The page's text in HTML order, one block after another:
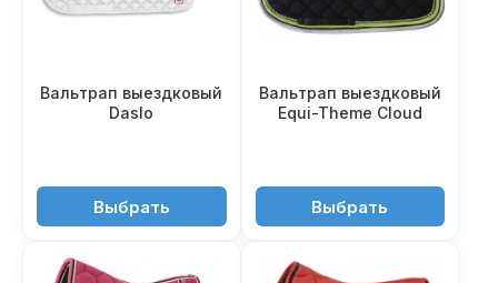
Вальтрап выездковый
Daslo
2'950 ₽Выбрать
Вальтрап выездковый
Equi-Theme Cloud
3'500 ₽Выбрать